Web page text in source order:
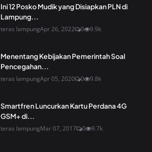
Ini 12 Posko Mudik yang Disiapkan PLN di
Lampung...
teras lampungApr 26, 2022 0 9.9k
Menentang Kebijakan Pemerintah Soal
Pencegahan...
teras lampungApr 05, 2020 0 9.8k
Smartfren Luncurkan Kartu Perdana 4G
GSM+ di...
teras lampungMar 07, 2017 0 9.7k